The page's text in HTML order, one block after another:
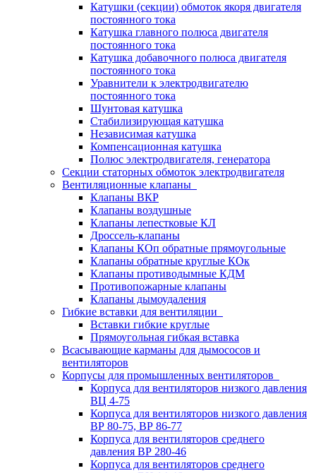
Катушки (секции) обмоток якоря двигателя
постоянного тока
Катушка главного полюса двигателя
постоянного тока
Катушка добавочного полюса двигателя
постоянного тока
Уравнители к электродвигателю
постоянного тока
Шунтовая катушка
Стабилизирующая катушка
Независимая катушка
Компенсационная катушка
Полюс электродвигателя, генератора
Секции статорных обмоток электродвигателя
Вентиляционные клапаны
Клапаны ВКР
Клапаны воздушные
Клапаны лепестковые КЛ
Дроссель-клапаны
Клапаны КОп обратные прямоугольные
Клапаны обратные круглые КОк
Клапаны противодымные КДМ
Противопожарные клапаны
Клапаны дымоудаления
Гибкие вставки для вентиляции
Вставки гибкие круглые
Прямоугольная гибкая вставка
Всасывающие карманы для дымососов и
вентиляторов
Корпусы для промышленных вентиляторов
Корпуса для вентиляторов низкого давления
ВЦ 4-75
Корпуса для вентиляторов низкого давления
ВР 80-75, ВР 86-77
Корпуса для вентиляторов среднего
давления ВР 280-46
Корпуса для вентиляторов среднего